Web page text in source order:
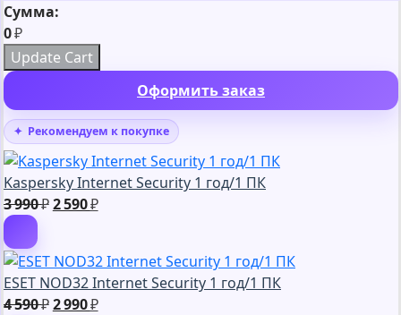
Сумма:
0₽
Update Cart
Оформить заказ
Рекомендуем к покупке
Kaspersky Internet Security 1 год/1 ПК
3 990₽Первоначальная
3
990 ₽.
2 590₽Текущая
590 ₽.
ESET NOD32 Internet Security 1 год/1 ПК
4 590₽Первоначальная
2 990₽Текущая